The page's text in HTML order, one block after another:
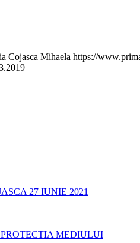
Cojasca Mihaela https://
27 IUNIE 2021
MEDIULUI